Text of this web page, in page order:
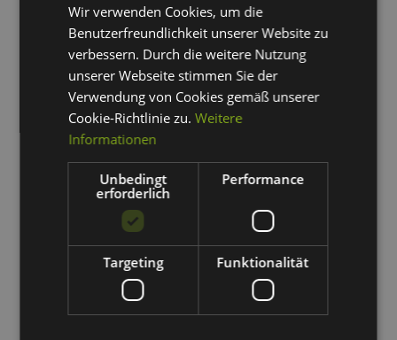
umsetzen (Von der Konzeption bis zum Controlling)
Einblick in neueste Online Marketing-Ansätze
Individueller Karriereplan mit Ausbau deiner
Flexible Arbeitszeiten & Wochenstunden (Auch Teilzeit
möglich)
Professionelles Projektmanagement zur Projekt-
Strukturierung
Leistungsstarker Laptop mit zwei zusätzlichen Monitoren
Wir schicken dich regelmäßig auf Weiterbildungen &
Zertifizierungen
Kostenfreie Sportangebote im Haus (Rückenkurse,
Massagen etc.)
Wir verwenden Cookies, um die
Benutzerfreundlichkeit unserer Website zu
verbessern. Durch die weitere Nutzung
unserer Webseite stimmen Sie der
Verwendung von Cookies gemäß unserer
Cookie-Richtlinie zu.Weitere
Informationen
Unbedingt
erforderlich
Performance
Targeting Funktionalität